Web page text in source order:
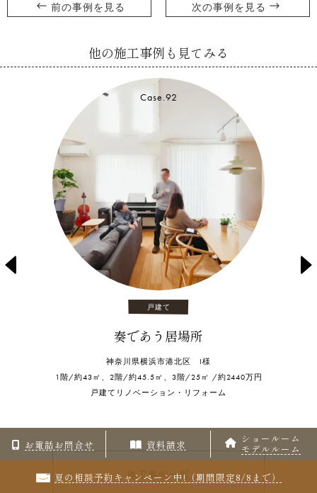
前の事例を見る 次の事例を見る
他の施工事例も見てみる
Case.82
戸建て
深みのある暮らし
東京都 S様
約80㎡/ー
戸建てリノベーション・リフォーム
prev
施工事例一覧
お電話お問合せ 資料請求
ショールーム
モデルルーム
夏の相談予約キャンペーン中!（期間限定8/8まで）